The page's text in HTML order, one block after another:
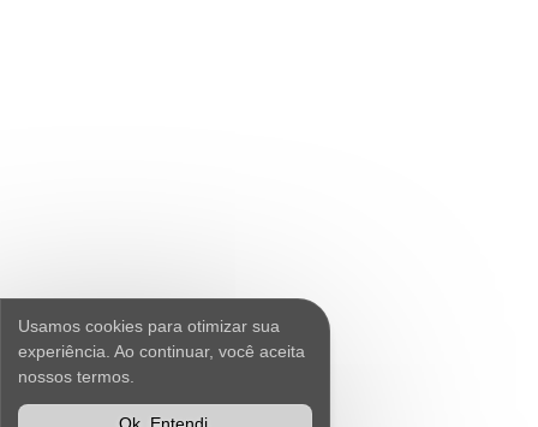
Usamos cookies para otimizar sua
experiência. Ao continuar, você aceita
nossos termos.